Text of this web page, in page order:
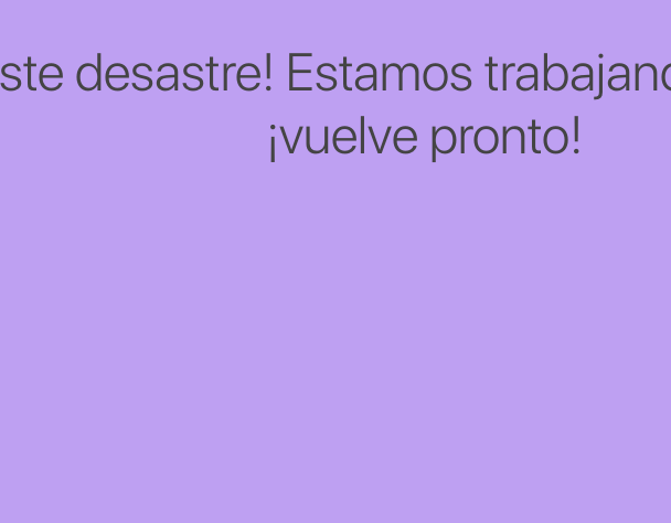
desastre! Estamos
¡vuelve pronto!